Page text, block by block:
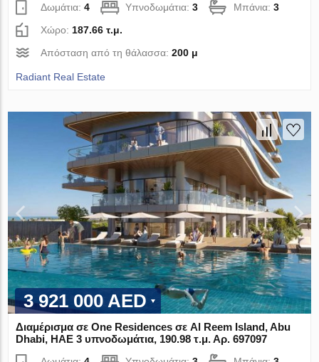
Δωμάτια:4 Υπνοδωμάτια:3 Μπάνια:3
Χώρο: 187.66 τ.μ.
Απόσταση από τη θάλασσα:200 μ
Radiant Real Estate
3 921 000 AED
Διαμέρισμα σε One Residences σε Al Reem Island, Abu
Dhabi, ΗΑΕ 3 υπνοδωμάτια, 190.98 τ.μ. Αρ. 697097